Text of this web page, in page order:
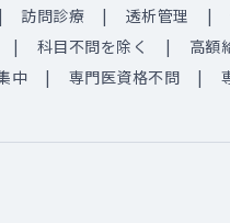
訪問診療 透析管理
科目不問を除く 高額
中 専門医資格不問